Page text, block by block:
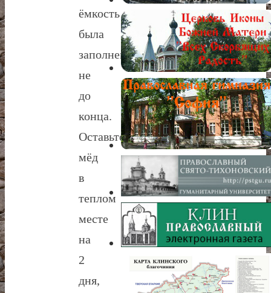
ёмкость
была
заполнена
не
до
конца.
Оставьте
мёд
в
теплом
месте
на
2
дня,